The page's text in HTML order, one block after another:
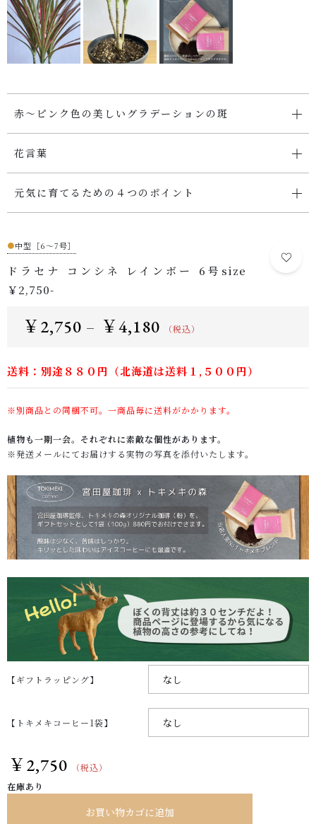
ショッピングガイド
PRIVACY
プライバシーポリシー
お問い合わせ
赤～ピンク色の美しいグラデーションの斑
花言葉
元気に育てるための４つのポイント
●中型［6～7号］
ドラセナ コンシネ レインボー 6号size
￥2,750-
￥2,750 – ￥4,180 （税込）
送料：別途８８０円（北海道は送料１,５００円）
※別商品との同梱不可。一商品毎に送料がかかります。
植物も一期一会。それぞれに素敵な個性があります。
※発送メールにてお届けする実物の写真を添付いたします。
【ギフトラッピング】
【トキメキコーヒー1袋】
￥2,750
（税込）
在庫あり
お買い物カゴに追加